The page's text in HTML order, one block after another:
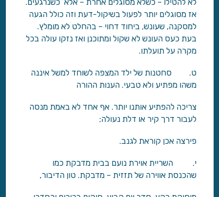
לא להטילו – כשלא מסוגלים אחרת – אלא כשנרגעים.
אז מסוגלים יותר לפעול בשיקול-דעת וזה כולל הגעה
למסקנה, שעונש, ביחוד דחוי – בהחלט לא מומלץ.
בעת כעס העונש לא שקול ומתוכנן ואז נזקו עולה בכל
מקרה על תועלתו.
ט. סחטנות של ילד המצפה לשוחד למשל איננה
משהו מפתיע ולא טבעי. הענות ההורה
צריכה להפתיע אותנו יותר. אף אחד לא באמת מנסה
לעבור דרך קיר או דלת נעולה;
פירצה אכן קוראת לגנב.
י. השריית אוירת נועם בבית מדבקת כמו
שהכנסת אווירה של תזזית – מדבקת. טון הדיבור,